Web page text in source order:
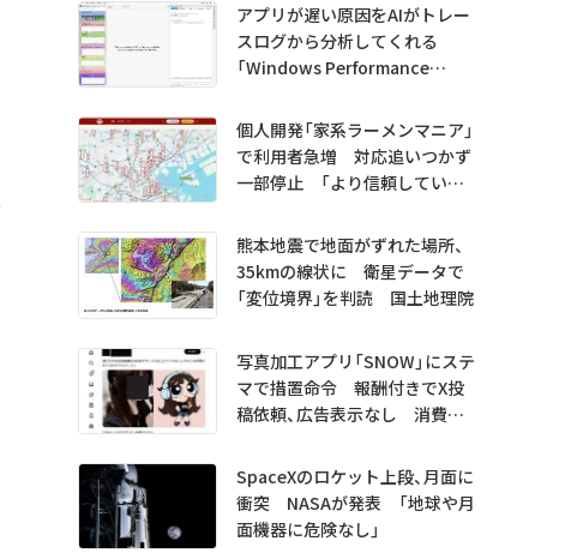
アプリが遅い原因をAIがトレー
スログから分析してくれる
「Windows Performance
プレビュー公開
個人開発「家系ラーメンマニア」
で利用者急増 対応追いつかず
一部停止 「より信頼していた
熊本地震で地面がずれた場所、
35kmの線状に 衛星データで
「変位境界」を判読 国土地理院
写真加工アプリ「SNOW」にステ
マで措置命令 報酬付きでX投
稿依頼、広告表示なし 消費者
SpaceXのロケット上段、月面に
衝突 NASAが発表 「地球や月
面機器に危険なし」